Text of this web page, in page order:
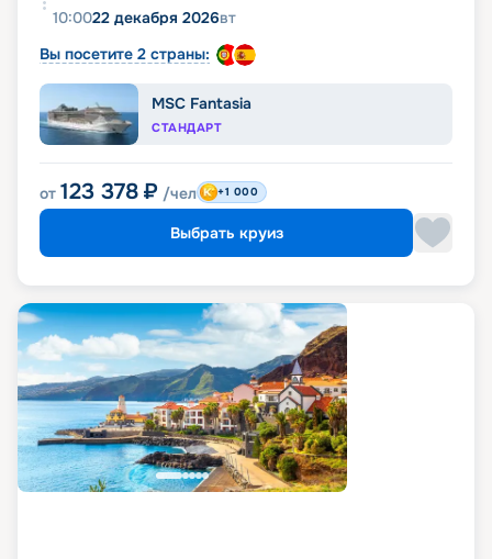
10:0022 декабря 2026вт
Вы посетите 2 страны:
MSC Fantasia
СТАНДАРТ
от 123 378 ₽ /чел +1 000
Выбрать круиз